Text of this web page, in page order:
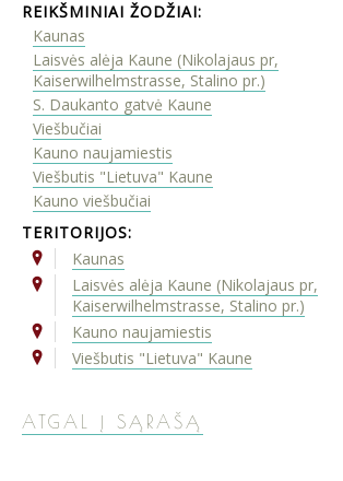
REIKŠMINIAI ŽODŽIAI:
Kaunas
Laisvės alėja Kaune (Nikolajaus pr,
Kaiserwilhelmstrasse, Stalino pr.)
S. Daukanto gatvė Kaune
Viešbučiai
Kauno naujamiestis
Viešbutis "Lietuva" Kaune
Kauno viešbučiai
TERITORIJOS:
Kaunas
Laisvės alėja Kaune (Nikolajaus pr,
Kaiserwilhelmstrasse, Stalino pr.)
Kauno naujamiestis
Viešbutis "Lietuva" Kaune
ATGAL Į SĄRAŠĄ